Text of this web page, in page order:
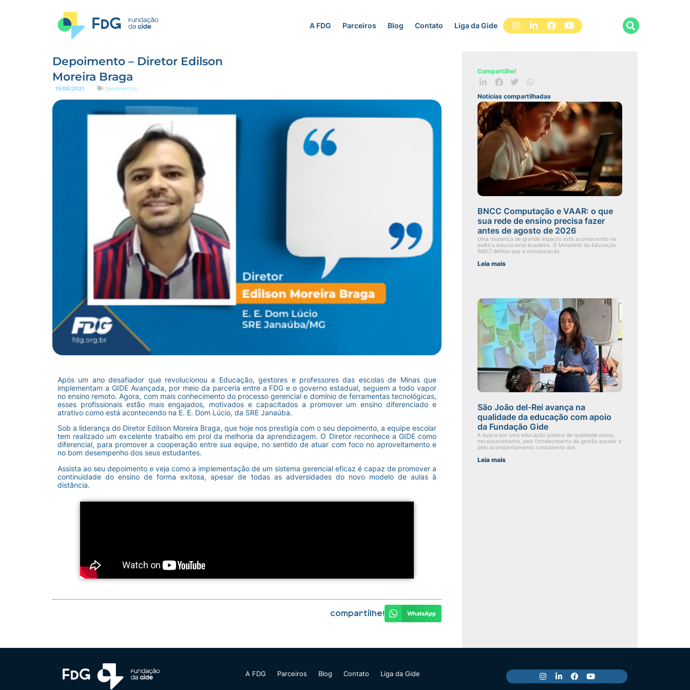
A FDG Parceiros Blog Contato Liga da Gide
Depoimento – Diretor Edilson
Moreira Braga
15/06/2021 Depoimentos
Após um ano desafiador que revolucionou a Educação, gestores e professores das escolas de Minas que
implementam a GIDE Avançada, por meio da parceria entre a FDG e o governo estadual, seguem a todo vapor
no ensino remoto. Agora, com mais conhecimento do processo gerencial e domínio de ferramentas tecnológicas,
esses profissionais estão mais engajados, motivados e capacitados a promover um ensino diferenciado e
atrativo como está acontecendo na E. E. Dom Lúcio, da SRE Janaúba.
Sob a liderança do Diretor Edilson Moreira Braga, que hoje nos prestigia com o seu depoimento, a equipe escolar
tem realizado um excelente trabalho em prol da melhoria da aprendizagem. O Diretor reconhece a GIDE como
diferencial, para promover a cooperação entre sua equipe, no sentido de atuar com foco no aproveitamento e
no bom desempenho dos seus estudantes.
Assista ao seu depoimento e veja como a implementação de um sistema gerencial eficaz é capaz de promover a
continuidade do ensino de forma exitosa, apesar de todas as adversidades do novo modelo de aulas à
distância.
Compartilhe! WhatsApp
Compartilhe!
Notícias compartilhadas
BNCC Computação e VAAR: o que
sua rede de ensino precisa fazer
antes de agosto de 2026
Uma mudança de grande impacto está acontecendo na
política educacional brasileira. O Ministério da Educação
(MEC) definiu que a incorporação
Leia mais
São João del-Rei avança na
qualidade da educação com apoio
da Fundação Gide
A busca por uma educação pública de qualidade passa,
necessariamente, pelo fortalecimento da gestão escolar e
pelo acompanhamento consistente dos
Leia mais
A FDG Parceiros Blog Contato Liga da Gide